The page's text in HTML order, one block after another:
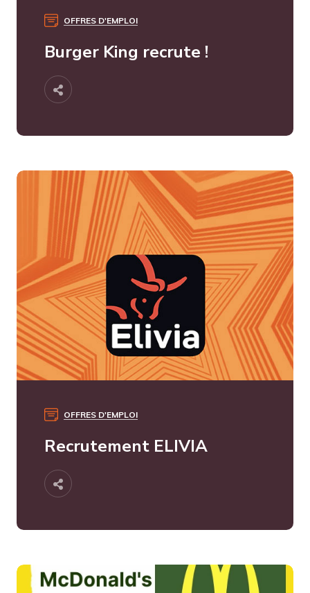
OFFRES D'EMPLOI
Burger King recrute !
OFFRES D'EMPLOI
Recrutement ELIVIA